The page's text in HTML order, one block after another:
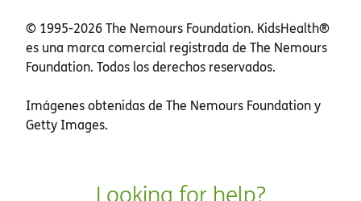
© 1995-2026 The Nemours Foundation. KidsHealth®
es una marca comercial registrada de The Nemours
Foundation. Todos los derechos reservados.
Imágenes obtenidas de The Nemours Foundation y
Getty Images.
Looking for help?